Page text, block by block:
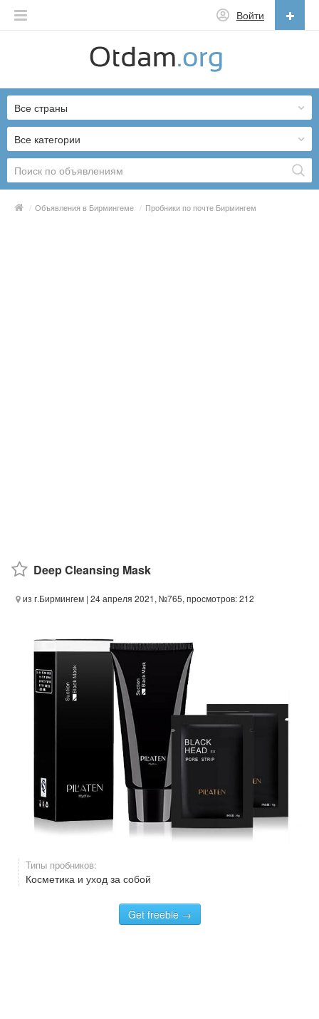
Войти
English
Русский
Українська
Все категории
Все страны
/ Объявления в Бирмингеме / Пробники по почте Бирмингем
Deep Cleansing Mask
из г.Бирмингем | 24 апреля 2021, №765, просмотров: 212
Типы пробников:
Косметика и уход за собой
Get freebie →